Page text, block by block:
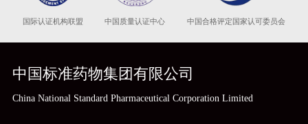
国际认证机构联盟 中国质量认证中心 中国合格评定国家认可委员会
中国标准药物集团有限公司
China National Standard Pharmaceutical Corporation Limited